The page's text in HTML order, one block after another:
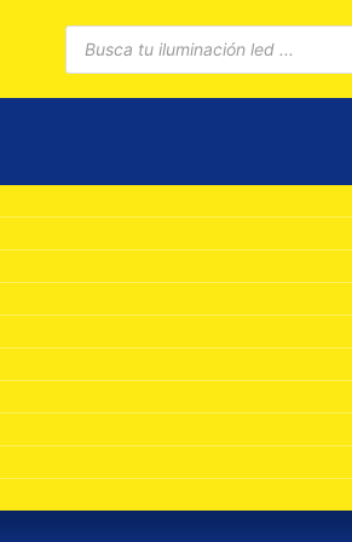
Búsqueda
de
productos